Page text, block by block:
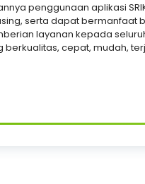
penggunaan aplikasi
serta dapat
layanan kepada
cepat, mudah,